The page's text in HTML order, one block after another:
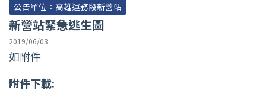
公告單位：高雄運務段新營站
新營站緊急逃生圖
2019/06/03
如附件
附件下載: